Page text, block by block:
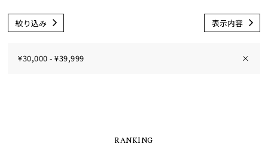
絞り込み 表示内容
¥30,000 - ¥39,999 ×
RANKING